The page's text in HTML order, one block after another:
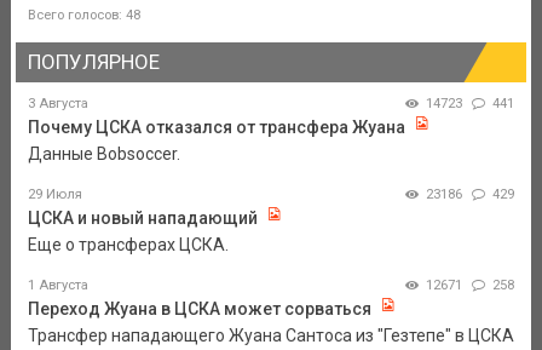
Всего голосов: 48
ПОПУЛЯРНОЕ
3 Августа 14723 441
Почему ЦСКА отказался от трансфера Жуана
Данные Bobsoccer.
29 Июля 23186 429
ЦСКА и новый нападающий
Еще о трансферах ЦСКА.
1 Августа 12671 258
Переход Жуана в ЦСКА может сорваться
Трансфер нападающего Жуана Сантоса из "Гезтепе" в ЦСКА